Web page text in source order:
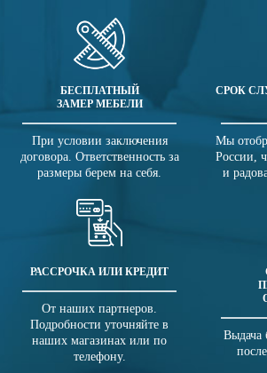
БЕСПЛАТНЫЙ
ЗАМЕР МЕБЕЛИ
При условии заключения
договора. Ответственность за
размеры берем на себя.
СРОК
Мы
России,
и
РАССРОЧКА ИЛИ КРЕДИТ
От наших партнеров.
Подробности уточняйте в
наших магазинах или по
телефону.
Выдача